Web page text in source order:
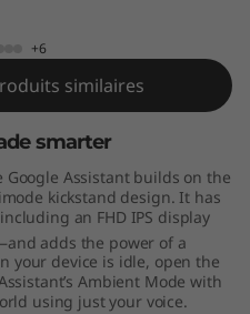
+6
similaires
smarter
Google Assistant builds on the
kickstand design. It has
an FHD IPS display
adds the power of a
your device is idle, open the
Ambient Mode with
using just your voice.